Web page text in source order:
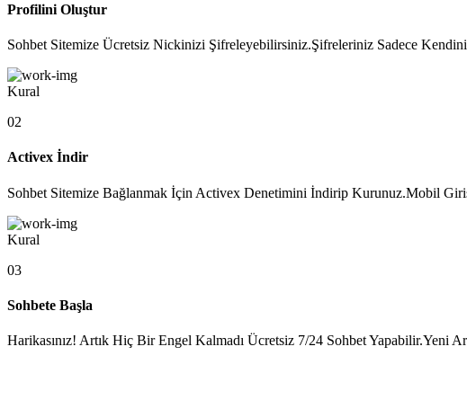
Profilini Oluştur
Sohbet Sitemize Ücretsiz Nickinizi Şifreleyebilirsiniz.Şifreleriniz Sadece
Kural
02
Activex İndir
Sohbet Sitemize Bağlanmak İçin Activex Denetimini İndirip Kurunuz.Mobil
Kural
03
Sohbete Başla
Harikasınız! Artık Hiç Bir Engel Kalmadı Ücretsiz 7/24 Sohbet Yapabilir.Yeni